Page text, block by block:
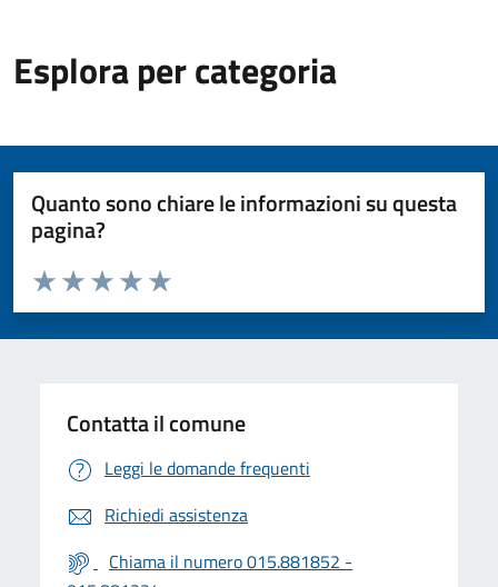
Esplora per categoria
Quanto sono chiare le informazioni su questa
pagina?
Valuta da 1 a 5 stelle la pagina
Valuta 5 stelle su 5
Valuta 4 stelle su 5
Valuta 3 stelle su 5
Valuta 2 stelle su 5
Valuta 1 stelle su 5
Contatta il comune
Leggi le domande frequenti
Richiedi assistenza
Chiama il numero 015.881852 -